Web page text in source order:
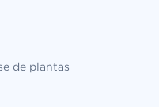
de plantas